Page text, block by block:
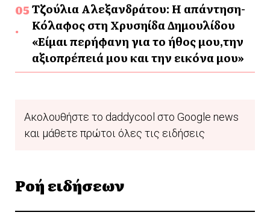
Τζούλια Αλεξανδράτου: Η απάντηση-
Κόλαφος στη Χρυσηίδα Δημουλίδου
«Είμαι περήφανη για το ήθος μου,την
αξιοπρέπειά μου και την εικόνα μου»
Ακολουθήστε το daddycool στο Google news
και μάθετε πρώτοι όλες τις ειδήσεις
Ροή ειδήσεων